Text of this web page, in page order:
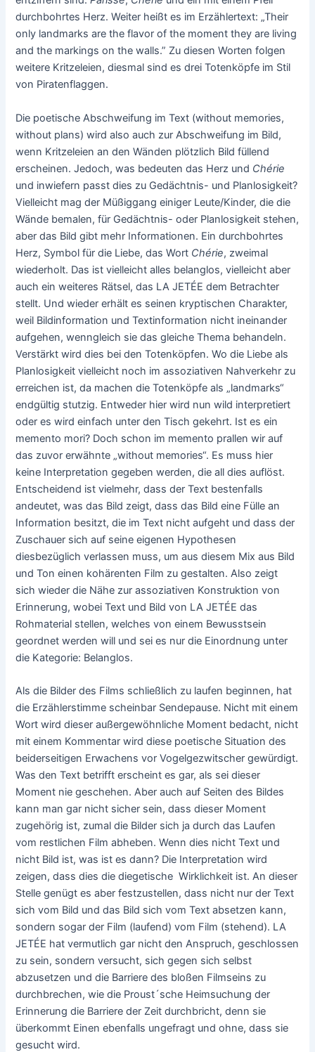
durchbohrtes Herz. Weiter heißt es im Erzählertext: „Their
only landmarks are the flavor of the moment they are living
and the markings on the walls.” Zu diesen Worten folgen
weitere Kritzeleien, diesmal sind es drei Totenköpfe im Stil
von Piratenflaggen.
Die poetische Abschweifung im Text (without memories,
without plans) wird also auch zur Abschweifung im Bild,
wenn Kritzeleien an den Wänden plötzlich Bild füllend
erscheinen. Jedoch, was bedeuten das Herz und Chérie
und inwiefern passt dies zu Gedächtnis- und Planlosigkeit?
Vielleicht mag der Müßiggang einiger Leute/Kinder, die die
Wände bemalen, für Gedächtnis- oder Planlosigkeit stehen,
aber das Bild gibt mehr Informationen. Ein durchbohrtes
Herz, Symbol für die Liebe, das Wort Chérie, zweimal
wiederholt. Das ist vielleicht alles belanglos, vielleicht aber
auch ein weiteres Rätsel, das LA JETÉE dem Betrachter
stellt. Und wieder erhält es seinen kryptischen Charakter,
weil Bildinformation und Textinformation nicht ineinander
aufgehen, wenngleich sie das gleiche Thema behandeln.
Verstärkt wird dies bei den Totenköpfen. Wo die Liebe als
Planlosigkeit vielleicht noch im assoziativen Nahverkehr zu
erreichen ist, da machen die Totenköpfe als „landmarks“
endgültig stutzig. Entweder hier wird nun wild interpretiert
oder es wird einfach unter den Tisch gekehrt. Ist es ein
memento mori? Doch schon im memento prallen wir auf
das zuvor erwähnte „without memories“. Es muss hier
keine Interpretation gegeben werden, die all dies auflöst.
Entscheidend ist vielmehr, dass der Text bestenfalls
andeutet, was das Bild zeigt, dass das Bild eine Fülle an
Information besitzt, die im Text nicht aufgeht und dass der
Zuschauer sich auf seine eigenen Hypothesen
diesbezüglich verlassen muss, um aus diesem Mix aus Bild
und Ton einen kohärenten Film zu gestalten. Also zeigt
sich wieder die Nähe zur assoziativen Konstruktion von
Erinnerung, wobei Text und Bild von LA JETÉE das
Rohmaterial stellen, welches von einem Bewusstsein
geordnet werden will und sei es nur die Einordnung unter
die Kategorie: Belanglos.
Als die Bilder des Films schließlich zu laufen beginnen, hat
die Erzählerstimme scheinbar Sendepause. Nicht mit einem
Wort wird dieser außergewöhnliche Moment bedacht, nicht
mit einem Kommentar wird diese poetische Situation des
beiderseitigen Erwachens vor Vogelgezwitscher gewürdigt.
Was den Text betrifft erscheint es gar, als sei dieser
Moment nie geschehen. Aber auch auf Seiten des Bildes
kann man gar nicht sicher sein, dass dieser Moment
zugehörig ist, zumal die Bilder sich ja durch das Laufen
vom restlichen Film abheben. Wenn dies nicht Text und
nicht Bild ist, was ist es dann? Die Interpretation wird
zeigen, dass dies die diegetische Wirklichkeit ist. An dieser
Stelle genügt es aber festzustellen, dass nicht nur der Text
sich vom Bild und das Bild sich vom Text absetzen kann,
sondern sogar der Film (laufend) vom Film (stehend). LA
JETÉE hat vermutlich gar nicht den Anspruch, geschlossen
zu sein, sondern versucht, sich gegen sich selbst
abzusetzen und die Barriere des bloßen Filmseins zu
durchbrechen, wie die Proust´sche Heimsuchung der
Erinnerung die Barriere der Zeit durchbricht, denn sie
überkommt Einen ebenfalls ungefragt und ohne, dass sie
gesucht wird.